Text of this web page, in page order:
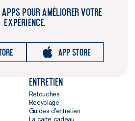
POUR AMÉLIORER VOTRE
EXPÉRIENCE.
App store
Entretien
Retouches
Recyclage
Guides d'entretien
La carte cadeau